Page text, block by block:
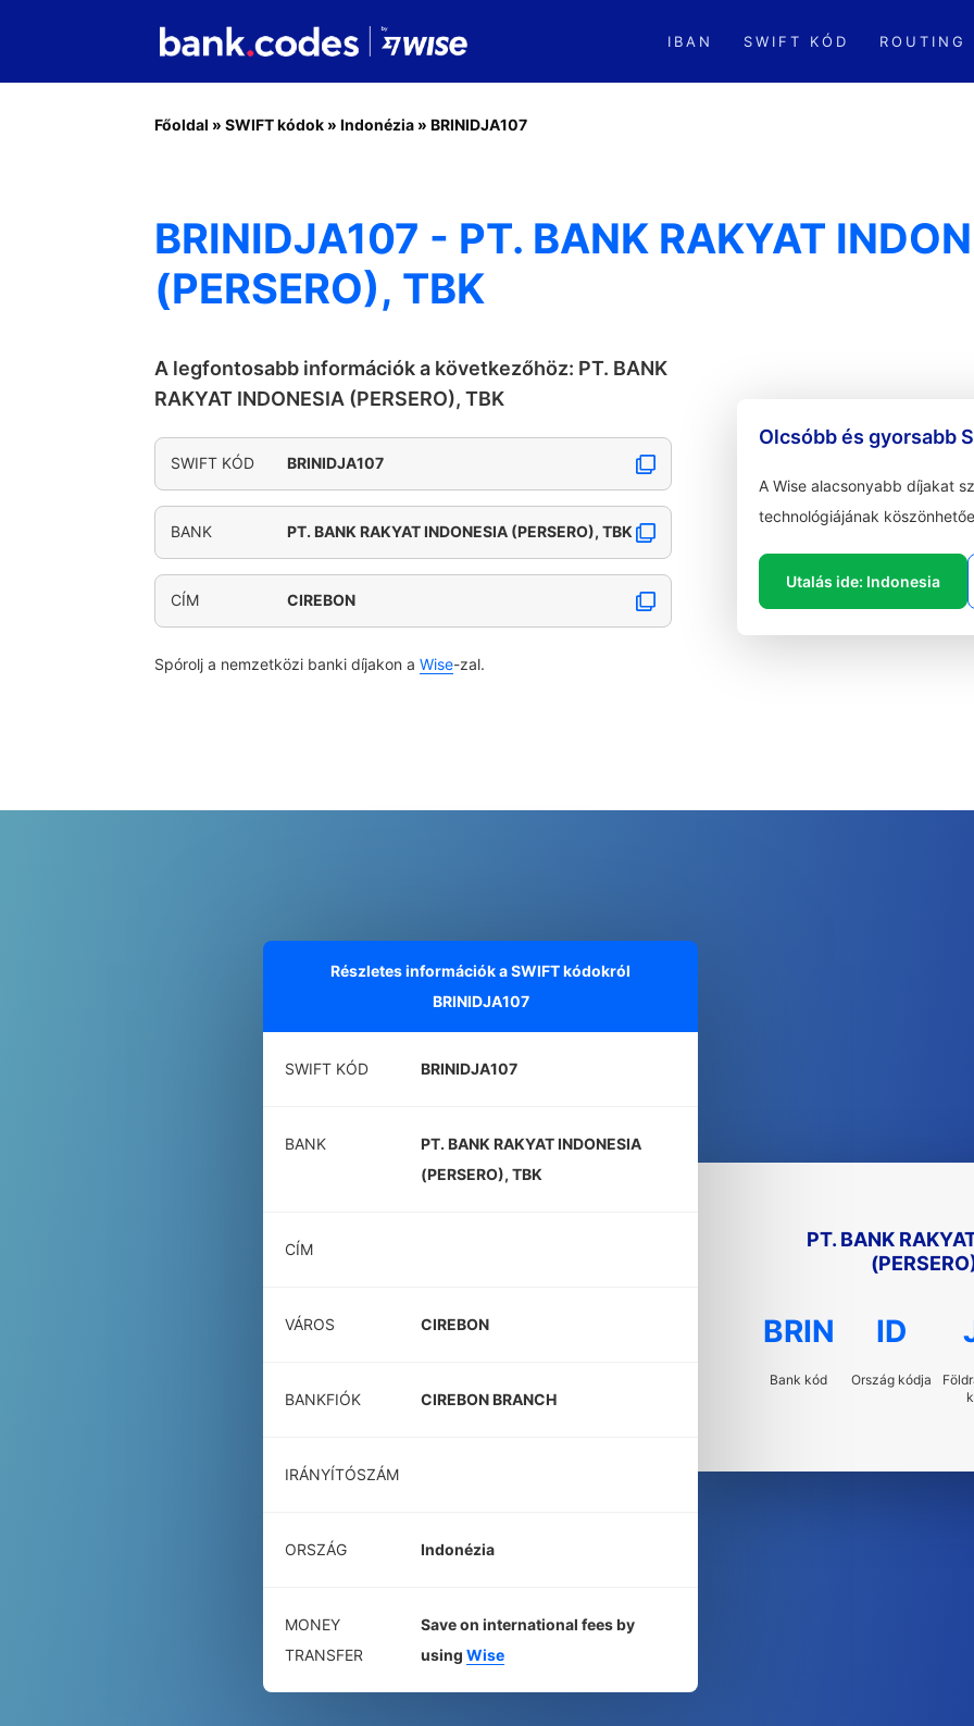
IBAN SWIFT KÓD ROUTING
Főoldal » SWIFT kódok » Indonézia » BRINIDJA107
BRINIDJA107 - PT. BANK RAKYAT
(PERSERO), TBK
A legfontosabb információk a következőhöz: PT. BANK
RAKYAT INDONESIA (PERSERO), TBK
SWIFT KÓD BRINIDJA107
BANK PT. BANK RAKYAT INDONESIA (PERSERO), TBK
CÍM CIREBON
Spórolj a nemzetközi banki díjakon a Wise-zal.
Olcsóbb és gyorsabb
A Wise alacsonyabb díjakat
technológiájának
Utalás ide: Indonesia
Részletes információk a SWIFT kódokról
BRINIDJA107
SWIFT KÓD BRINIDJA107
BANK
PT. BANK RAKYAT INDONESIA
(PERSERO), TBK
CÍM
VÁROS CIREBON
BANKFIÓK CIREBON BRANCH
IRÁNYÍTÓSZÁM
ORSZÁG Indonézia
MONEY
TRANSFER
Save on international fees by
using Wise
PT. BANK
BRIN
Bank kód
ID
Ország kódja